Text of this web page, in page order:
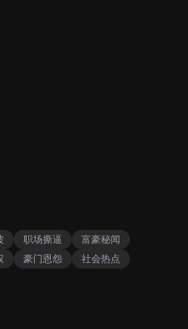
职场撕逼
富豪秘闻
豪门恩怨
社会热点